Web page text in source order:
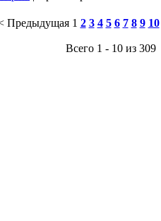
Предыдущая 1 2 3 4 5 6 7 8 9 10
Всего 1 - 10 из 309